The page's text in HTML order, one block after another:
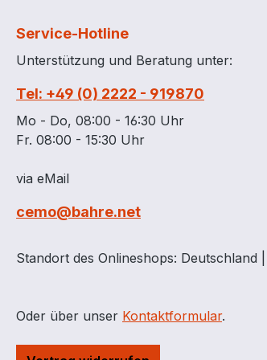
Aufstellung im Freien
zugelassen auch als
bis zu 5 Tanks
reichhaltiges
Zubehörprogramm
zur Montage der
Außenmaße 86 x 180 x
Gewicht ca. 180 kg Der
folgende Medien
Diesel Altöl Frischöl
Service-Hotline
Unterstützung und Beratung unter:
Tel: +49 (0) 2222 - 919870
Mo - Do, 08:00 - 16:30 Uhr
Fr. 08:00 - 15:30 Uhr
via eMail
cemo@bahre.net
Standort des Onlineshops: Deutschland
Oder über unser Kontaktformular.